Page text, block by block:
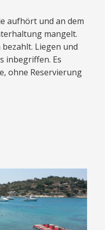
aufhört und an dem
mangelt.
Liegen und
inbegriffen. Es
ohne Reservierung